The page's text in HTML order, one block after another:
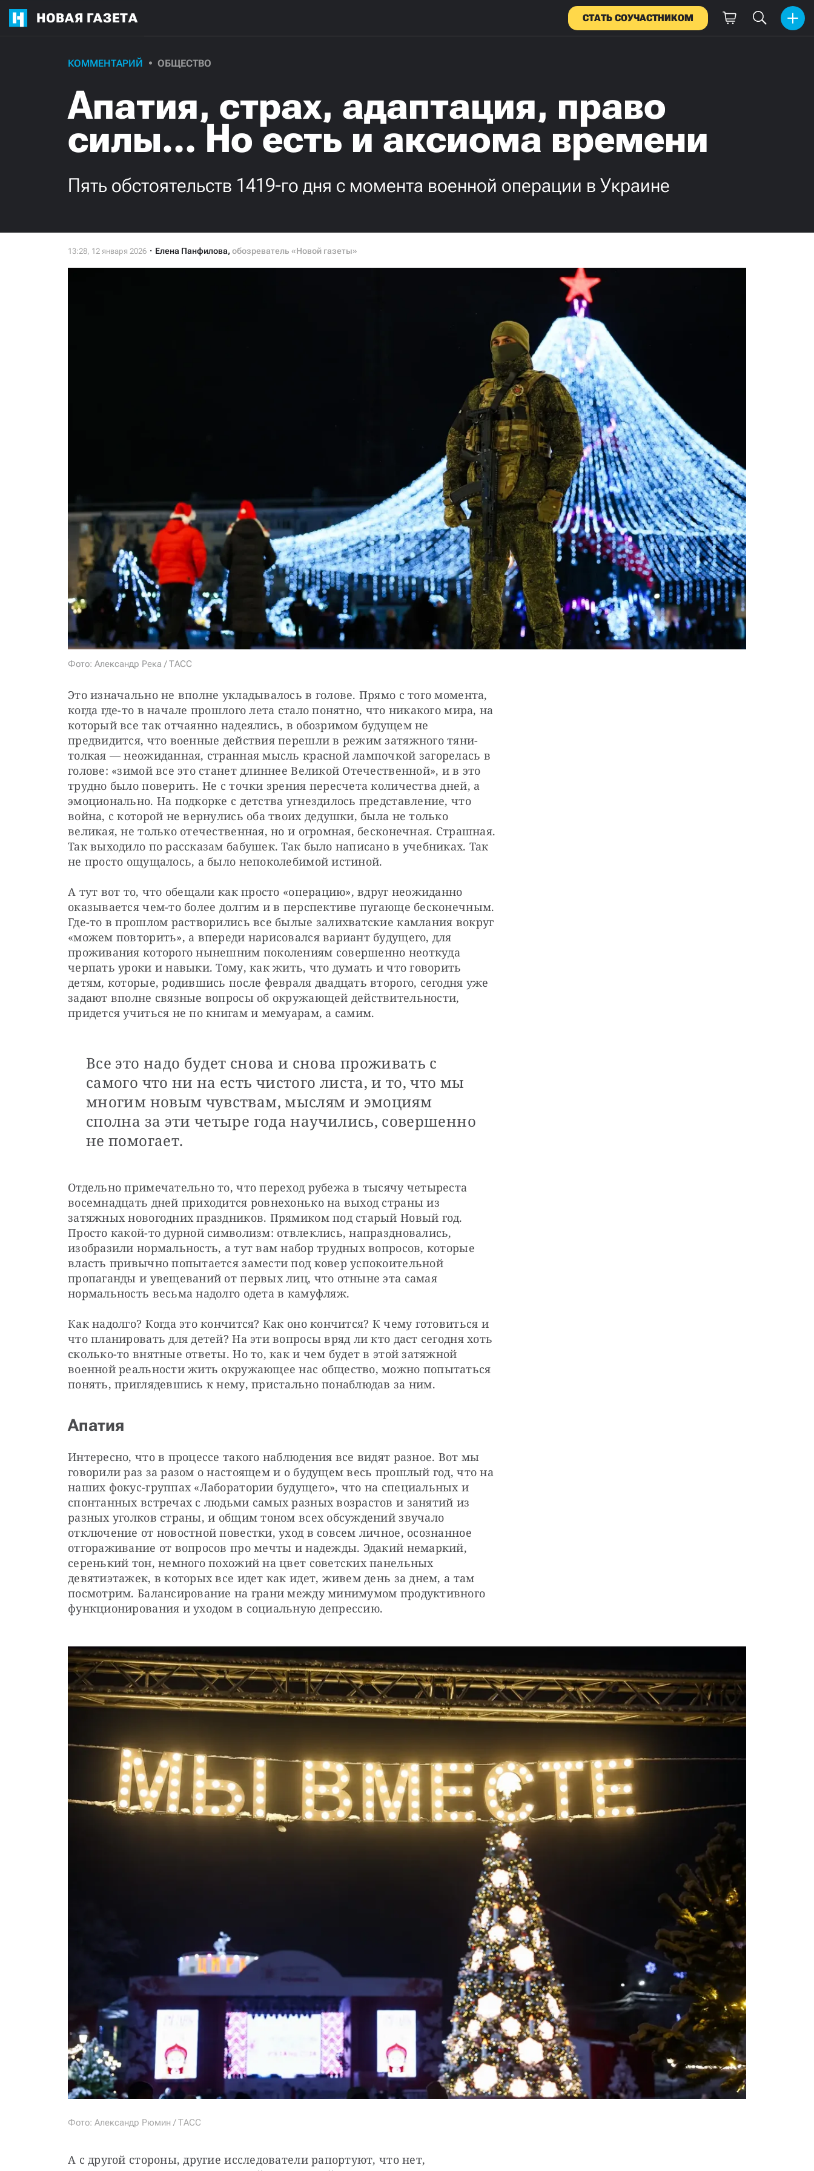
НОВАЯ ГАЗЕТА СТАТЬ СОУЧАСТНИКОМ
КОММЕНТАРИЙ ОБЩЕСТВО
Апатия, страх, адаптация, право
силы… Но есть и аксиома времени
Пять обстоятельств 1419-го дня с момента военной операции в Украине
Елена Панфилова, обозреватель «Новой газеты»
Фото: Александр Река / ТАСС
Это изначально не вполне укладывалось в голове. Прямо с того момента,
когда где-то в начале прошлого лета стало понятно, что никакого мира, на
который все так отчаянно надеялись, в обозримом будущем не
предвидится, что военные действия перешли в режим затяжного тяни-
толкая — неожиданная, странная мысль красной лампочкой загорелась в
голове: «зимой все это станет длиннее Великой Отечественной», и в это
трудно было поверить. Не с точки зрения пересчета количества дней, а
эмоционально. На подкорке с детства угнездилось представление, что
война, с которой не вернулись оба твоих дедушки, была не только
великая, не только отечественная, но и огромная, бесконечная. Страшная.
Так выходило по рассказам бабушек. Так было написано в учебниках. Так
не просто ощущалось, а было непоколебимой истиной.
А тут вот то, что обещали как просто «операцию», вдруг неожиданно
оказывается чем-то более долгим и в перспективе пугающе бесконечным.
Где-то в прошлом растворились все былые залихватские камлания вокруг
«можем повторить», а впереди нарисовался вариант будущего, для
проживания которого нынешним поколениям совершенно неоткуда
черпать уроки и навыки. Тому, как жить, что думать и что говорить
детям, которые, родившись после февраля двадцать второго, сегодня уже
задают вполне связные вопросы об окружающей действительности,
придется учиться не по книгам и мемуарам, а самим.
Все это надо будет снова и снова проживать с
самого что ни на есть чистого листа, и то, что мы
многим новым чувствам, мыслям и эмоциям
сполна за эти четыре года научились, совершенно
не помогает.
Отдельно примечательно то, что переход рубежа в тысячу четыреста
восемнадцать дней приходится ровнехонько на выход страны из
затяжных новогодних праздников. Прямиком под старый Новый год.
Просто какой-то дурной символизм: отвлеклись, напраздновались,
изобразили нормальность, а тут вам набор трудных вопросов, которые
власть привычно попытается замести под ковер успокоительной
пропаганды и увещеваний от первых лиц, что отныне эта самая
нормальность весьма надолго одета в камуфляж.
Как надолго? Когда это кончится? Как оно кончится? К чему готовиться и
что планировать для детей? На эти вопросы вряд ли кто даст сегодня хоть
сколько-то внятные ответы. Но то, как и чем будет в этой затяжной
военной реальности жить окружающее нас общество, можно попытаться
понять, приглядевшись к нему, пристально понаблюдав за ним.
Апатия
Интересно, что в процессе такого наблюдения все видят разное. Вот мы
говорили раз за разом о настоящем и о будущем весь прошлый год, что на
наших фокус-группах «Лаборатории будущего», что на специальных и
спонтанных встречах с людьми самых разных возрастов и занятий из
разных уголков страны, и общим тоном всех обсуждений звучало
отключение от новостной повестки, уход в совсем личное, осознанное
отгораживание от вопросов про мечты и надежды. Эдакий немаркий,
серенький тон, немного похожий на цвет советских панельных
девятиэтажек, в которых все идет как идет, живем день за днем, а там
посмотрим. Балансирование на грани между минимумом продуктивного
функционирования и уходом в социальную депрессию.
Фото: Александр Рюмин / ТАСС
А с другой стороны, другие исследователи рапортуют, что нет,